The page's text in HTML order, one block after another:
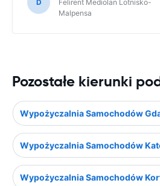
D
Felirent Mediolan Lotnisko-
Malpensa
Pozostałe kierunki
Wypożyczalnia Samochodów
Wypożyczalnia Samochodów
Wypożyczalnia Samochodów